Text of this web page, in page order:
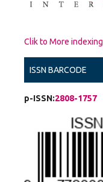
Clik to More indexing
ISSN BARCODE
p-ISSN:2808-1757